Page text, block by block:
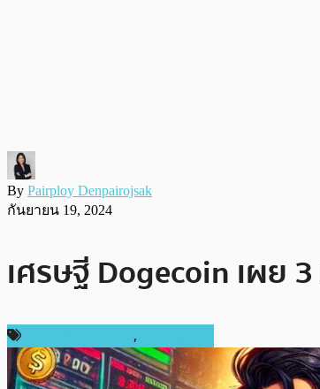
By Pairploy Denpairojsak
กันยายน 19, 2024
เศรษฐี Dogecoin เผย
,